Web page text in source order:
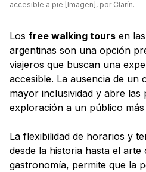
accesible a pie [Imagen], por Clarín.
Los free walking tours en las
argentinas son una opción
viajeros que buscan una
accesible. La ausencia de un
mayor inclusividad y abre las
exploración a un público más
La flexibilidad de horarios y
desde la historia hasta el arte
gastronomía, permite que la